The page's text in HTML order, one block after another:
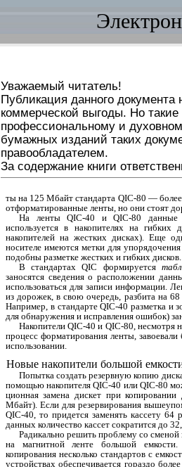
Уважаемый читатель!
Публикация данного документа
коммерческой выгоды. Но
профессиональному и
бумажных изданий таких
правообладателем.
За содержание книги
ты на 125 Мбайт стандарта QIC-80 —
от­форматированные ленты, но они стоят
На ленты QIC-40 и QIC-80 данные
используется в накопителях на
накопителей на жестких дис­ках). Еще
носителе имеются метки для
подобны разметке жестких и гибких дисков.
В стандартах QIC формируется
заносятся сведения о расположении
использоваться для записи информации.
из дорожек, в свою очередь, разбита на
Например, в стандарте QIC-40 разметка и
для обнаружения и ис­правления ошибок)
Накопители QIC-40 и QIC-80, несмотря
процесс форматирования ленты,
ис­пользовании.
Новые накопители большой
Попытка создать резервную копию
помощью накопителя QIC-40 или QIC-80
ционная замена дискет при
Мбайт). Если для резервирования
QIC-40, то придется заменять кассету
данных количество кассет сократится до
Радикально решить проблему со
на магнитной ленте большой
копирования не­сколько стандартов с
устройствах обеспе­чивается гораздо